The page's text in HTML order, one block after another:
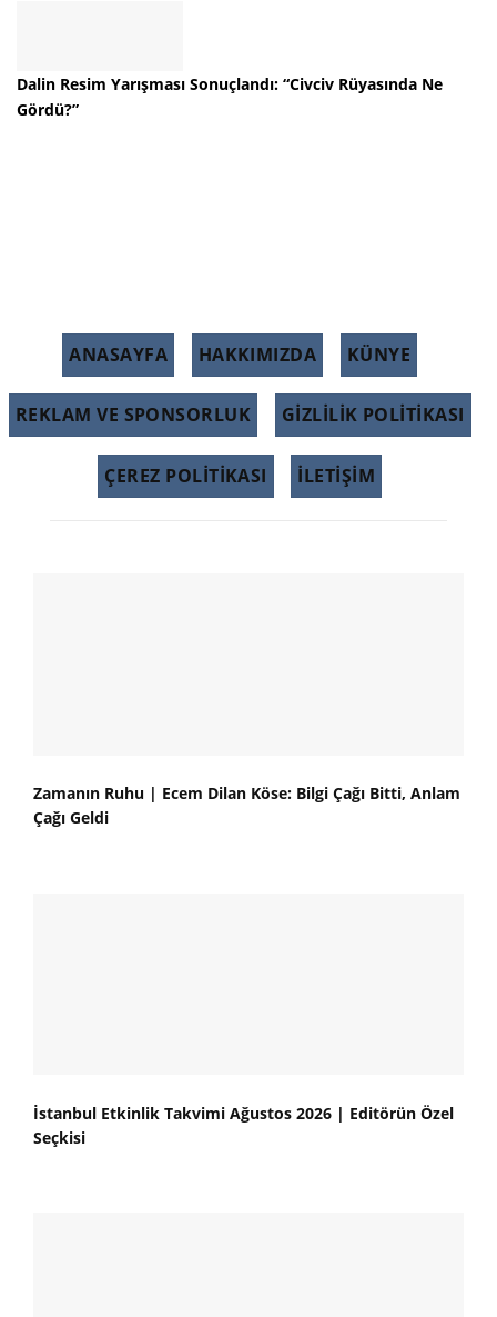
Dalin Resim Yarışması Sonuçlandı: “Civciv Rüyasında Ne
Gördü?”
ANASAYFA HAKKIMIZDA KÜNYE
REKLAM VE SPONSORLUK GIZLILIK POLITIKASI
ÇEREZ POLITIKASI İLETİŞİM
Zamanın Ruhu | Ecem Dilan Köse: Bilgi Çağı Bitti, Anlam
Çağı Geldi
İstanbul Etkinlik Takvimi Ağustos 2026 | Editörün Özel
Seçkisi